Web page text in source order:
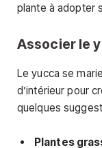
plante à adopter
Associer le
Le yucca se
d’intérieur pour
quelques
Plantes